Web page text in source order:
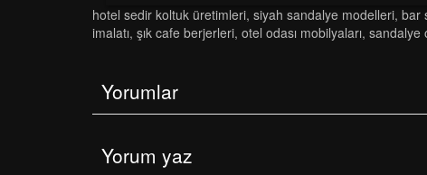
hotel sedir koltuk üretimleri, siyah sandalye modelleri, bar
i̇malatı, şık cafe berjerleri, otel odası mobilyaları, sandalye
Yorumlar
Yorum yaz